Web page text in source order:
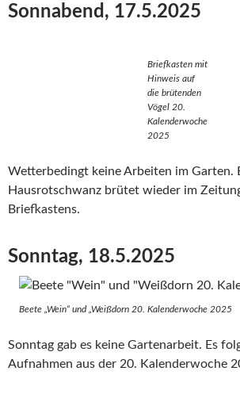
Sonnabend, 17.5.2025
Briefkasten mit
Hinweis auf
die brütenden
Vögel 20.
Kalenderwoche
2025
Wetterbedingt keine Arbeiten im Garten.
Hausrotschwanz brütet wieder im
Briefkastens.
Sonntag, 18.5.2025
Beete „Wein“ und „Weißdorn 20. Kalenderwoche 2025
Sonntag gab es keine Gartenarbeit. Es
Aufnahmen aus der 20. Kalenderwoche